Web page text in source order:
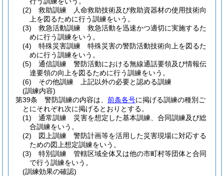
(2)
救助訓練 人命救助技術及び救助資器材の使用技術向
上を図るために行う訓練をいう。
(3)
救急活動訓練 救急活動を迅速かつ適切に実施するた
めに行う訓練をいう。
(4)
特殊災害訓練 特殊災害の警防活動技術向上を図るた
めに行う訓練をいう。
(5)
通信訓練 警防活動における無線通話要領及び情報伝
達要領の向上を図るために行う訓練をいう。
(6)
その他訓練 上記以外の必要と認める訓練
(訓練内容)
第39条
警防訓練の内容は、 前条各号に掲げる訓練の種別ご
とにそれぞれ次に掲げるとおりとする。
(1)
通常訓練 災害を想定した基本訓練、合同訓練及び総
合訓練をいう。
(2)
図上訓練 警防計画等を活用した災害現場に対応する
ための図上想定訓練をいう。
(3)
特別訓練 管轄区域全体又は他の市町村等団体と合同
で行う訓練をいう。
(訓練効果の確認)